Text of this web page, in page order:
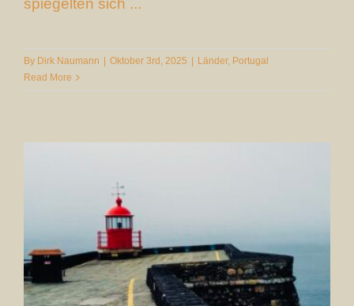
spiegelten sich ...
By Dirk Naumann Oktober 3rd, 2025 Länder, Portugal
Read More